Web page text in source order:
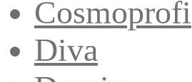
Cosmoprofi
Diva